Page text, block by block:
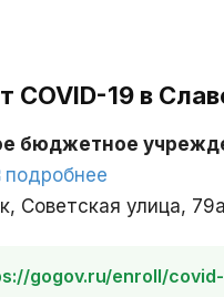
COVID-19 в
бюджетное
подробнее
Советская улица, 79а
gogov.ru/enroll/